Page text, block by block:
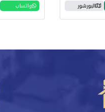
البورشور واتساب